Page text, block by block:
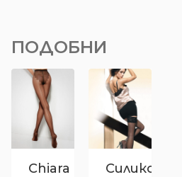
ПОДОБНИ
Chiara
Силиконови